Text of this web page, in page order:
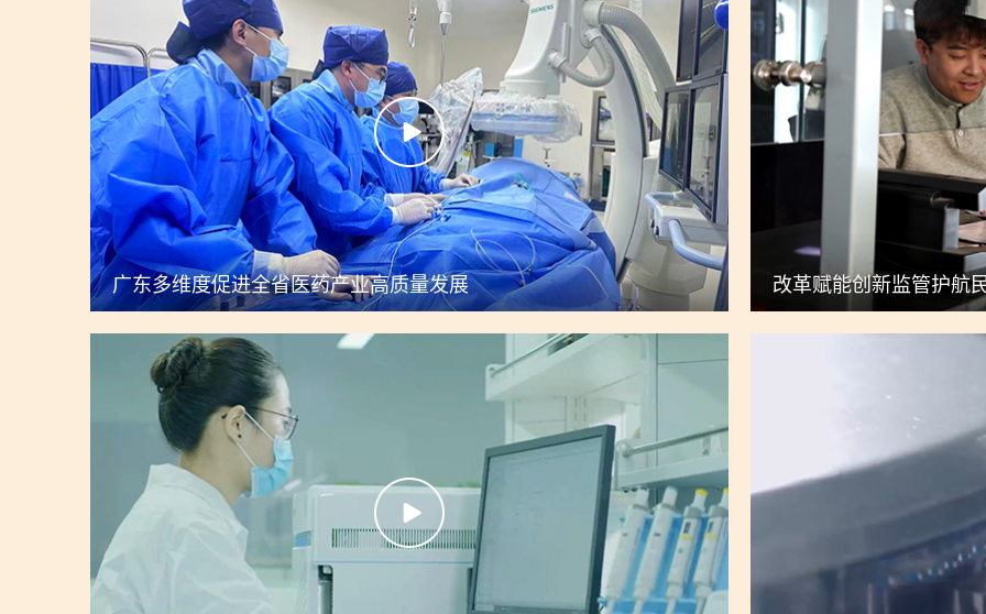
广东多维度促进全省医药产业高质量发展 改革赋能创新监管护航